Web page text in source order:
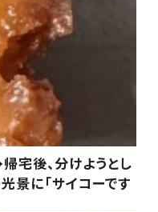
宅後、分けようとし
に「サイコーです